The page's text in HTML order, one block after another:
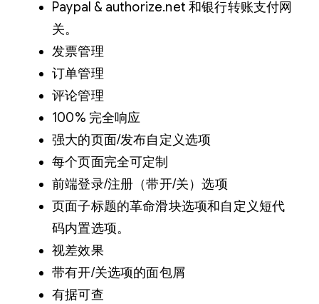
Paypal & authorize.net 和银行转账支付网
关。
发票管理
订单管理
评论管理
100% 完全响应
强大的页面/发布自定义选项
每个页面完全可定制
前端登录/注册（带开/关）选项
页面子标题的革命滑块选项和自定义短代
码内置选项。
视差效果
带有开/关选项的面包屑
有据可查